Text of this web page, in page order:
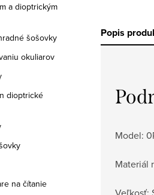
a dioptrickým
šošovky
okuliarov
dioptrické
na čítanie
Popis
Model:
Materiál